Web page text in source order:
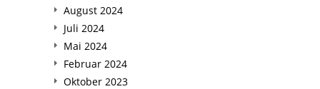
August 2024
Juli 2024
Mai 2024
Februar 2024
Oktober 2023